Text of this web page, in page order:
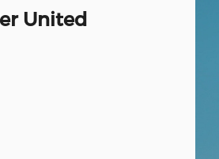
United